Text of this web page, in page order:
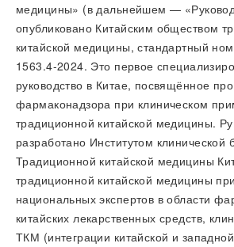
медицины» (в дальнейшем —
опубликовано Китайским обществом
китайской медицины, стандартный
1563.4-2024. Это первое
руководство в Китае, посвящённое
фармаконадзора при клиническом
традиционной китайской медицины.
разработано Институтом
Традиционной китайской медицины
традиционной китайской медицины
национальных экспертов в области
китайских лекарственных средств,
ТКМ (интеграции китайской и